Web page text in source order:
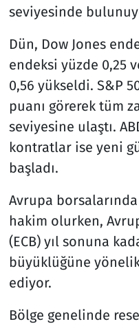
seviyesinde
Dün, Dow Jones
endeksi yüzde 0,25
0,56 yükseldi. S&P
puanı görerek tüm
seviyesine ulaştı.
kontratlar ise yeni
başladı.
Avrupa
hakim olurken,
(ECB) yıl sonuna
büyüklüğüne
ediyor.
Bölge genelinde